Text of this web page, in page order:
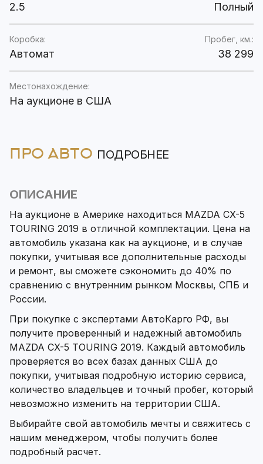
2.5 Полный
Коробка:
Автомат
Пробег, км.:
38 299
Местонахождение:
На аукционе в США
ПРО АВТО ПОДРОБНЕЕ
ОПИСАНИЕ
На аукционе в Америке находиться MAZDA CX-5
TOURING 2019 в отличной комплектации. Цена на
автомобиль указана как на аукционе, и в случае
покупки, учитывая все дополнительные расходы
и ремонт, вы сможете сэкономить до 40% по
сравнению с внутренним рынком Москвы, СПБ и
России.
При покупке с экспертами АвтоКарго РФ, вы
получите проверенный и надежный автомобиль
MAZDA CX-5 TOURING 2019. Каждый автомобиль
проверяется во всех базах данных США до
покупки, учитывая подробную историю сервиса,
количество владельцев и точный пробег, который
невозможно изменить на территории США.
Выбирайте свой автомобиль мечты и свяжитесь с
нашим менеджером, чтобы получить более
подробный расчет.